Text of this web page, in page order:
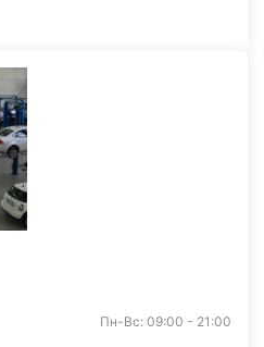
Пн-Вс: 09:00 - 21:00